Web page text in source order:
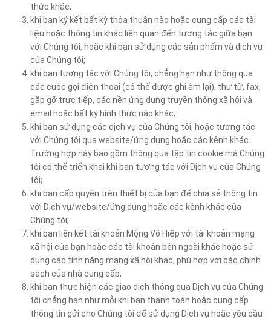
thức khác;
khi bạn ký kết bất kỳ thỏa thuận nào hoặc cung cấp các tài
liệu hoặc thông tin khác liên quan đến tương tác giữa bạn
với Chúng tôi, hoặc khi bạn sử dụng các sản phẩm và dịch vụ
của Chúng tôi;
khi bạn tương tác với Chúng tôi, chẳng hạn như thông qua
các cuộc gọi điện thoại (có thể được ghi âm lại), thư từ, fax,
gặp gỡ trực tiếp, các nền ứng dụng truyền thông xã hội và
email hoặc bất kỳ hình thức nào khác;
khi bạn sử dụng các dịch vụ của Chúng tôi, hoặc tương tác
với Chúng tôi qua website/ứng dụng hoặc các kênh khác.
Trường hợp này bao gồm thông qua tập tin cookie mà Chúng
tôi có thể triển khai khi bạn tương tác với Dịch vụ của Chúng
tôi;
khi bạn cấp quyền trên thiết bị của bạn để chia sẻ thông tin
với Dịch vụ/website/ứng dụng hoặc các kênh khác của
Chúng tôi;
khi bạn liên kết tài khoản Mộng Võ Hiệp với tài khoản mạng
xã hội của bạn hoặc các tài khoản bên ngoài khác hoặc sử
dụng các tính năng mạng xã hội khác, phù hợp với các chính
sách của nhà cung cấp;
khi bạn thực hiện các giao dịch thông qua Dịch vụ của Chúng
tôi chẳng hạn như mỗi khi bạn thanh toán hoặc cung cấp
thông tin gửi cho Chúng tôi để sử dụng Dịch vụ hoặc yêu cầu